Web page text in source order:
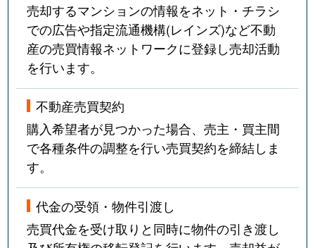
売却するマンションの情報をネット・チラシ
での広告や指定流通機構(レインズ)など不動
産の売買情報ネットワークに登録し売却活動
を行います。
不動産売買契約
購入希望者が見つかった場合、売主・買主間
で各種条件の調整を行い売買契約を締結しま
す。
代金の受領・物件引渡し
売買代金を受け取りと同時に物件の引き渡し